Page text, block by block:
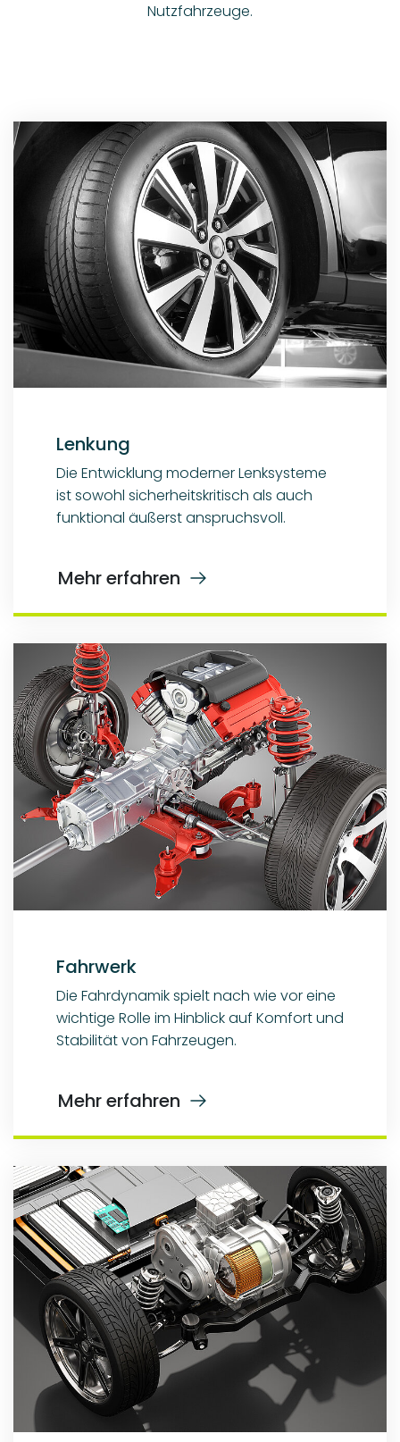
Nutzfahrzeuge.
Lenkung
Die Entwicklung moderner Lenksysteme
ist sowohl sicherheitskritisch als auch
funktional äußerst anspruchsvoll.
Mehr erfahren
Fahrwerk
Die Fahrdynamik spielt nach wie vor eine
wichtige Rolle im Hinblick auf Komfort und
Stabilität von Fahrzeugen.
Mehr erfahren